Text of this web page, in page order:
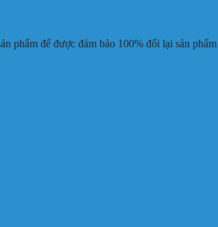
phẩm để được đảm bảo 100% đổi lại sản